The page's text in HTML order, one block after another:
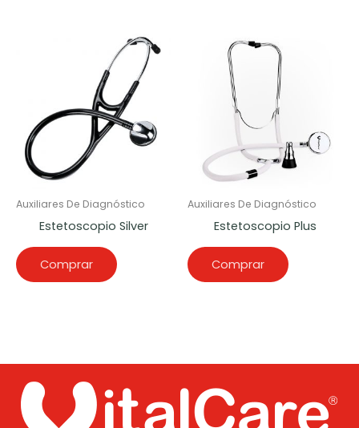
Auxiliares De Diagnóstico
Estetoscopio Silver
Comprar
Auxiliares De Diagnóstico
Estetoscopio Plus
Comprar